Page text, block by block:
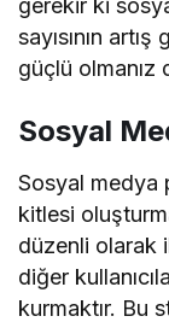
sayısının
güçlü olmanız
Sosyal
Sosyal medya
kitlesi
düzenli olarak
diğer
kurmaktır. Bu